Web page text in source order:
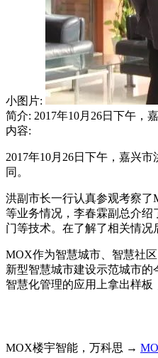
小图片:
简介: 2017年10月26日下午，
内容:
2017年10月26日下午，嘉兴
同。
洪副市长一行认真参观考察
等业务情况，李春霖副总介
门等技术。在了解了相关情况
MOX作为智慧城市、智慧社
新型智慧城市建设示范城市
智慧化管理的应用上拿出样板
MOX楼宇智能，万科思 →